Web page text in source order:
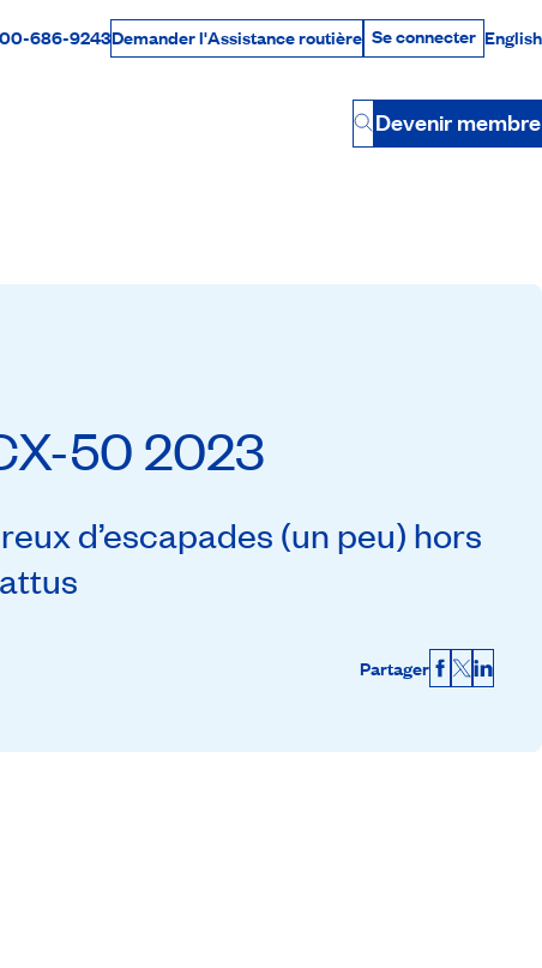
Par téléphone
686-9243Demander l'Assistance routière Se connecter
Se connecter English
Button
Devenir membre
502023
d’escapades (un peu) hors
Partager Facebook
X